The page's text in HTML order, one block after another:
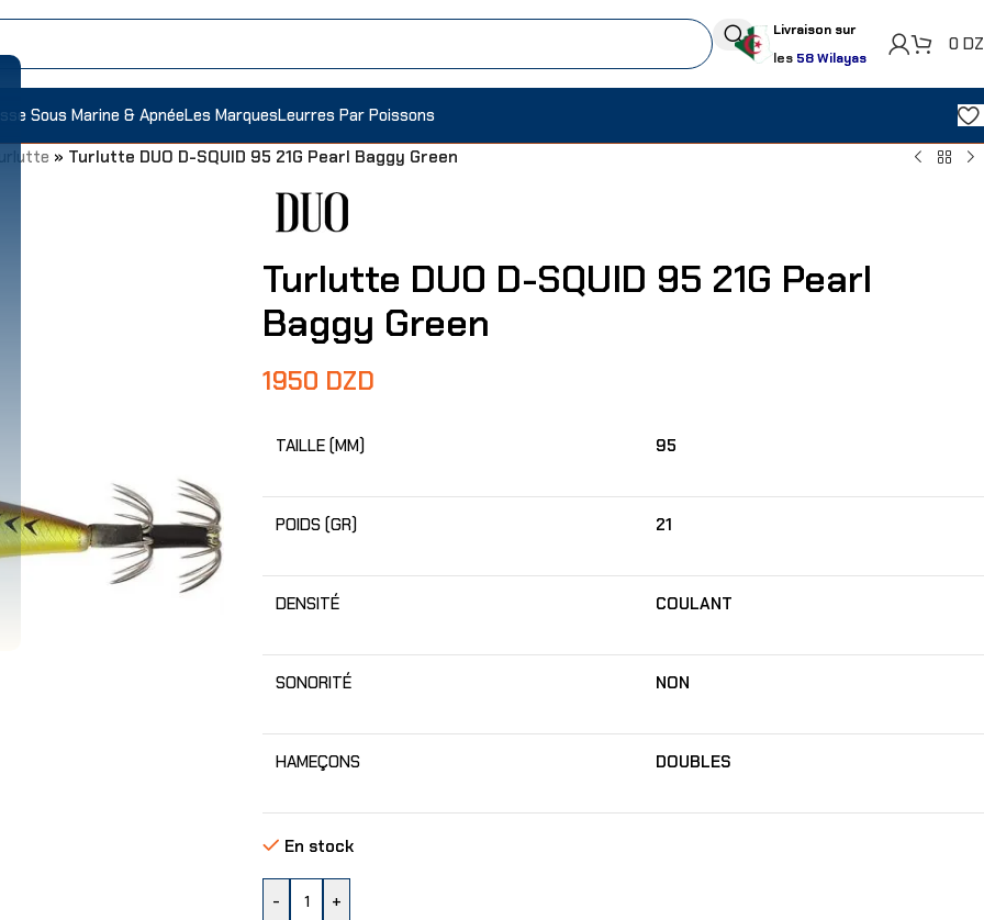
Livraison sur
les 58 Wilayas
0
Sous Marine & ApnéeLes MarquesLeurres Par Poissons
» Turlutte DUO D-SQUID 95 21G Pearl Baggy Green
Turlutte DUO D-SQUID 95 21G Pearl
Baggy Green
1950 DZD
TAILLE (MM) 95
POIDS (GR) 21
DENSITÉ COULANT
SONORITÉ NON
HAMEÇONS DOUBLES
En stock
- +